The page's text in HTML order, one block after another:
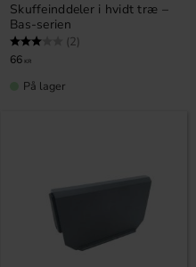
Skuffeinddeler i hvidt træ –
Bas-serien
Vurdering: (2)
66 KR
På lager